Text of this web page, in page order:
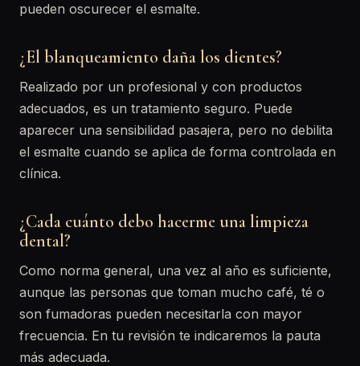
pueden oscurecer el esmalte.
¿El blanqueamiento daña los dientes?
Realizado por un profesional y con productos
adecuados, es un tratamiento seguro. Puede
aparecer una sensibilidad pasajera, pero no debilita
el esmalte cuando se aplica de forma controlada en
clínica.
¿Cada cuánto debo hacerme una limpieza
dental?
Como norma general, una vez al año es suficiente,
aunque las personas que toman mucho café, té o
son fumadoras pueden necesitarla con mayor
frecuencia. En tu revisión te indicaremos la pauta
más adecuada.